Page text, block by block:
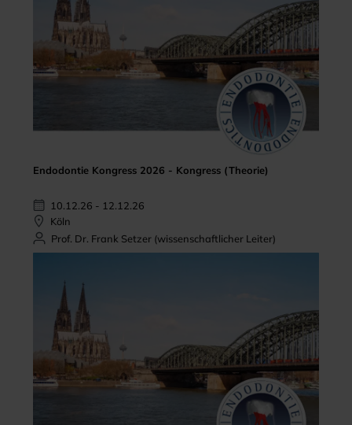
Endodontie Kongress 2026 - Kongress (Theorie)
10.12.26 - 12.12.26
Köln
Prof. Dr. Frank Setzer (wissenschaftlicher Leiter)